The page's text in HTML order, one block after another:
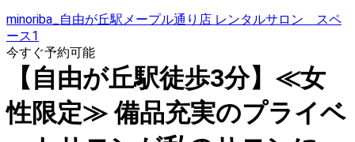
minoriba_自由が丘駅メープル通り店 レンタルサロン スペ
ース1
今すぐ予約可能
【自由が丘駅徒歩3分】≪女
性限定≫ 備品充実のプライベ